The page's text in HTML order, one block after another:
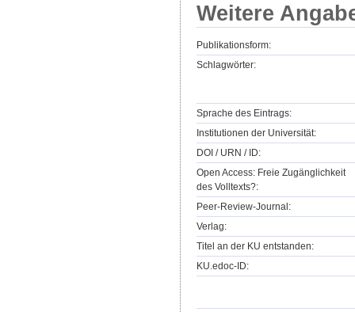
Weitere
Publikationsform:
Schlagwörter:
Sprache des Eintrags:
Institutionen der Universität:
DOI / URN / ID:
Open Access: Freie Zugänglichkeit
des Volltexts?:
Peer-Review-Journal:
Verlag:
Titel an der KU entstanden:
KU.edoc-ID: